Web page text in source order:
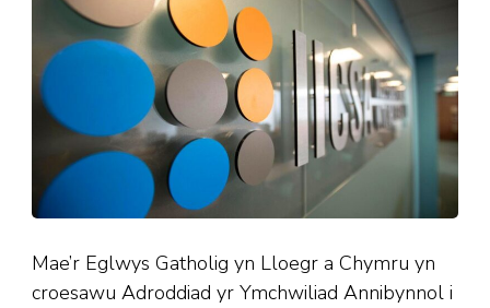
Mae’r Eglwys Gatholig yn Lloegr a Chymru yn
croesawu Adroddiad yr Ymchwiliad Annibynnol i